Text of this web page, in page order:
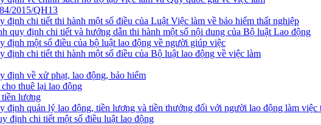
2015/QH13
chi tiết thi hành một số điều của Luật Việc làm về bảo hiểm thất nghiệp
quy định chi tiết và hướng dẫn thi hành một số nội dung của Bộ luật Lao động
một số điều của bộ luật lao động về người giúp việc
chi tiết thi hành một số điều của Bộ luật lao động về việc làm
định về xử phạt, lao động, bảo hiểm
thuê lại lao động
lương
quản lý lao động, tiền lương và tiền thưởng đối với người lao động làm
định chi tiết một số điều luật lao động